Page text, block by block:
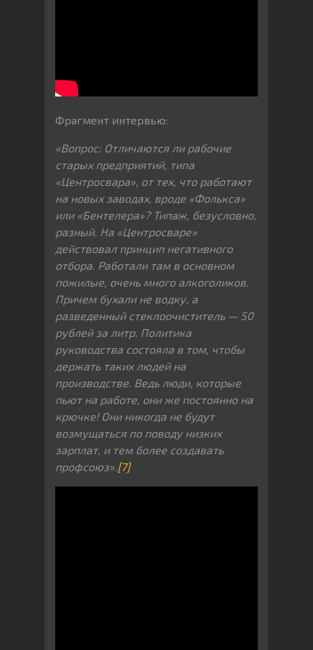
Фрагмент интервью:
«Вопрос: Отличаются ли рабочие
старых предприятий, типа
«Центросвара», от тех, что работают
на новых заводах, вроде «Фолькса»
или «Бентелера»? Типаж, безусловно,
разный. На «Центросваре»
действовал принцип негативного
отбора. Работали там в основном
пожилые, очень много алкоголиков.
Причем бухали не водку, а
разведенный стеклоочиститель — 50
рублей за литр. Политика
руководства состояла в том, чтобы
держать таких людей на
производстве. Ведь люди, которые
пьют на работе, они же постоянно на
крючке! Они никогда не будут
возмущаться по поводу низких
зарплат, и тем более создавать
профсоюз».[7]